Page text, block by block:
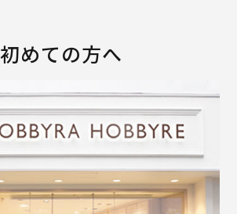
初めての方へ